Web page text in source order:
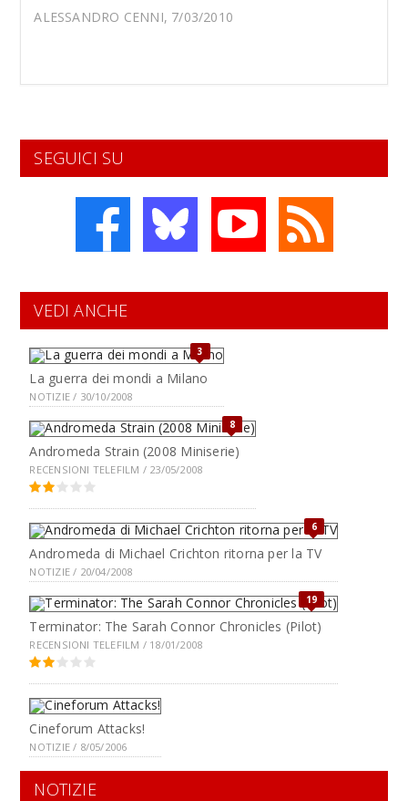
ALESSANDRO CENNI, 7/03/2010
SEGUICI SU
VEDI ANCHE
3
La guerra dei mondi a Milano
NOTIZIE / 30/10/2008
8
Andromeda Strain (2008 Miniserie)
RECENSIONI TELEFILM / 23/05/2008
6
Andromeda di Michael Crichton ritorna per la TV
NOTIZIE / 20/04/2008
19
Terminator: The Sarah Connor Chronicles (Pilot)
RECENSIONI TELEFILM / 18/01/2008
Cineforum Attacks!
NOTIZIE / 8/05/2006
NOTIZIE